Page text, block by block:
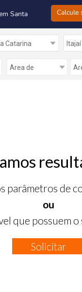
Santa
Calcule
parâmetros de
ou
que possuem
Solicitar